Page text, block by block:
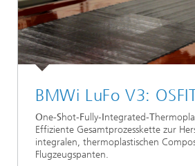
BMWi LuFo V3:
One-Shot-Fully-Integrated-T
Effiziente Gesamtprozesskette zur
integralen, thermoplastischen
Flugzeugspanten.